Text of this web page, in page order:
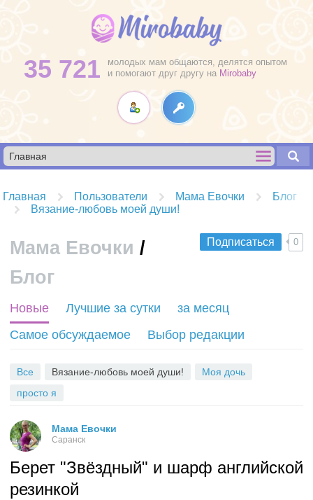
35 721
молодых мам общаются, делятся опытом
и помогают друг другу на Mirobaby
Главная Пользователи Мама Евочки
Блог
Вязание-любовь моей души!
Подписаться 0
Мама Евочки /
Блог
S
S
Новые Лучшие за сутки
за месяц
Самое обсуждаемое
Выбор редакции
Все Вязание-любовь моей души!
Моя дочь
просто я
Мама Евочки
Саранск
Берет "Звёздный" и шарф английской
резинкой